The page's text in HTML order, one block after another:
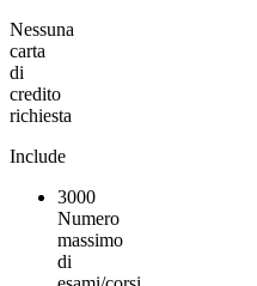
Nessuna
carta
di
credito
richiesta
Include
3000
Numero
massimo
di